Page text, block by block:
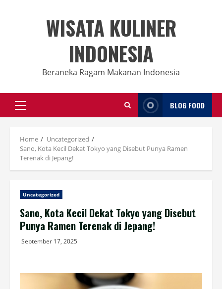
WISATA KULINER
INDONESIA
Beraneka Ragam Makanan Indonesia
Primary
Menu
BLOG FOOD
Home
Uncategorized
Sano, Kota Kecil Dekat Tokyo yang Disebut Punya Ramen
Terenak di Jepang!
Uncategorized
Sano, Kota Kecil Dekat Tokyo yang Disebut
Punya Ramen Terenak di Jepang!
September 17, 2025